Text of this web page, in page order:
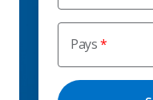
Pays